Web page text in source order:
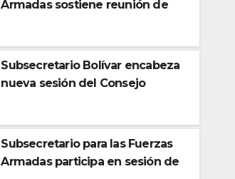
Armadas sostiene reunión de
Subsecretario Bolívar encabeza
nueva sesión del Consejo
Subsecretario para las Fuerzas
Armadas participa en sesión de